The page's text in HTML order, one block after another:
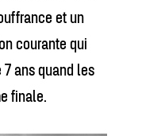
et un
courante qui
7 ans quand les
finale.